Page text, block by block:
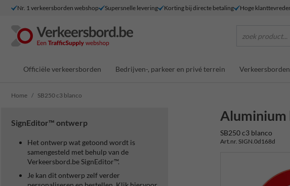
Nr. 1 verkeersborden webshop Supersnelle levering Korting bij directe betaling Hoge
zoek product...
Officiële verkeersborden Bedrijven-, parkeer en privé terrein
Home SB250 c3 blanco
SignEditor™ ontwerp
Het ontwerp wat getoond wordt is
samengesteld met behulp van de
Verkeersbord.be SignEditor™.
Je kan dit ontwerp zelf verder
Aluminium
SB250 c3 blanco
Art.nr. SIGN.0d168d